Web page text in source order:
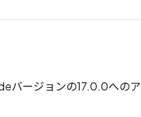
バージョンの17.0.0へのア